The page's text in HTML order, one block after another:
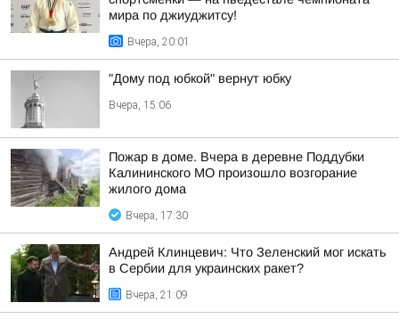
мира по джиуджитсу!
Вчера, 20:01
"Дому под юбкой" вернут юбку
Вчера, 15:06
Пожар в доме. Вчера в деревне Поддубки
Калининского МО произошло возгорание
жилого дома
Вчера, 17:30
Андрей Клинцевич: Что Зеленский мог искать
в Сербии для украинских ракет?
Вчера, 21:09